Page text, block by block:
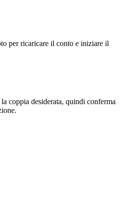
per ricaricare il conto e iniziare il
coppia desiderata, quindi conferma